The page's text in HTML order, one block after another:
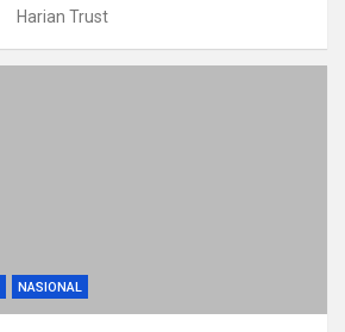
Harian Trust
NASIONAL